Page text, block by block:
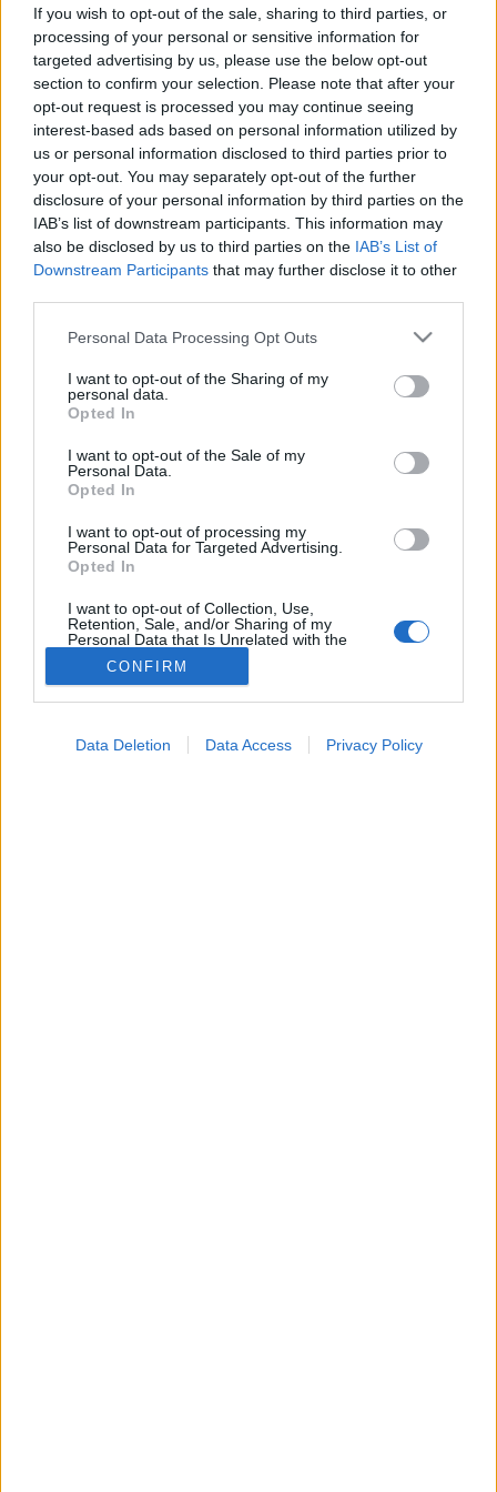
If you wish to opt-out of the sale, sharing to third parties, or
processing of your personal or sensitive information for
targeted advertising by us, please use the below opt-out
section to confirm your selection. Please note that after your
opt-out request is processed you may continue seeing
interest-based ads based on personal information utilized by
us or personal information disclosed to third parties prior to
your opt-out. You may separately opt-out of the further
disclosure of your personal information by third parties on the
IAB’s list of downstream participants. This information may
also be disclosed by us to third parties on the IAB’s List of
Downstream Participants that may further disclose it to other
Please note that this website/app uses one or more Google
not limited to your visit or usage behaviour. You may click to
grant or deny consent to Google and its third-party tags to
use your data for below specified purposes in below Google
consent section.
Personal Data Processing Opt Outs
I want to opt-out of the Sharing of my
personal data.
Opted In
I want to opt-out of the Sale of my
Personal Data.
Opted In
I want to opt-out of processing my
Personal Data for Targeted Advertising.
Opted In
I want to opt-out of Collection, Use,
Retention, Sale, and/or Sharing of my
Personal Data that Is Unrelated with the
Purposes for which it was collected.
Opted Out
CONFIRM
Data Deletion Data Access Privacy Policy
#allergia#influenza#cukorbetegség
#orvosmeteorológia#vérnyomás#stroke#rákbetegség
#pajzsmirigy#reflux#ekcéma#herpesz
Regisztráció
Színes
Miért van pulzusa a banánnak? Az okosóra
furcsa trükkje mögött meglepő magyarázat áll
Miért van pulzusa a banánnak? Az
okosóra furcsa trükkje mögött
meglepő magyarázat áll